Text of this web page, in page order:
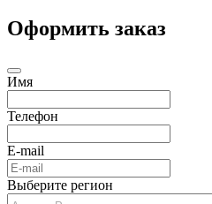
Оформить заказ
Имя
Телефон
E-mail
Выберите регион